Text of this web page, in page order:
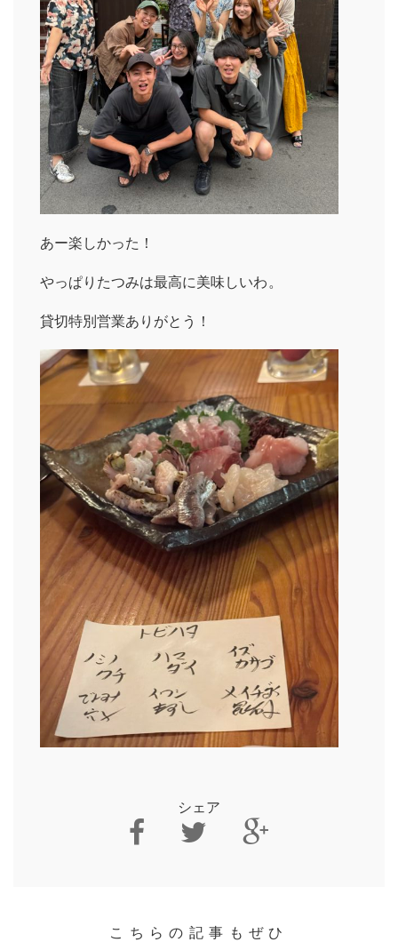
あー楽しかった！
やっぱりたつみは最高に美味しいわ。
貸切特別営業ありがとう！
シェア
こちらの記事もぜひ